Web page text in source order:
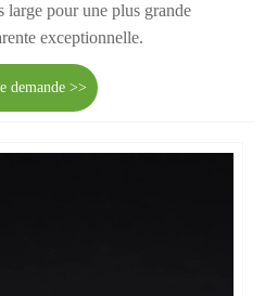
large pour une plus grande
exceptionnelle.
demande >>